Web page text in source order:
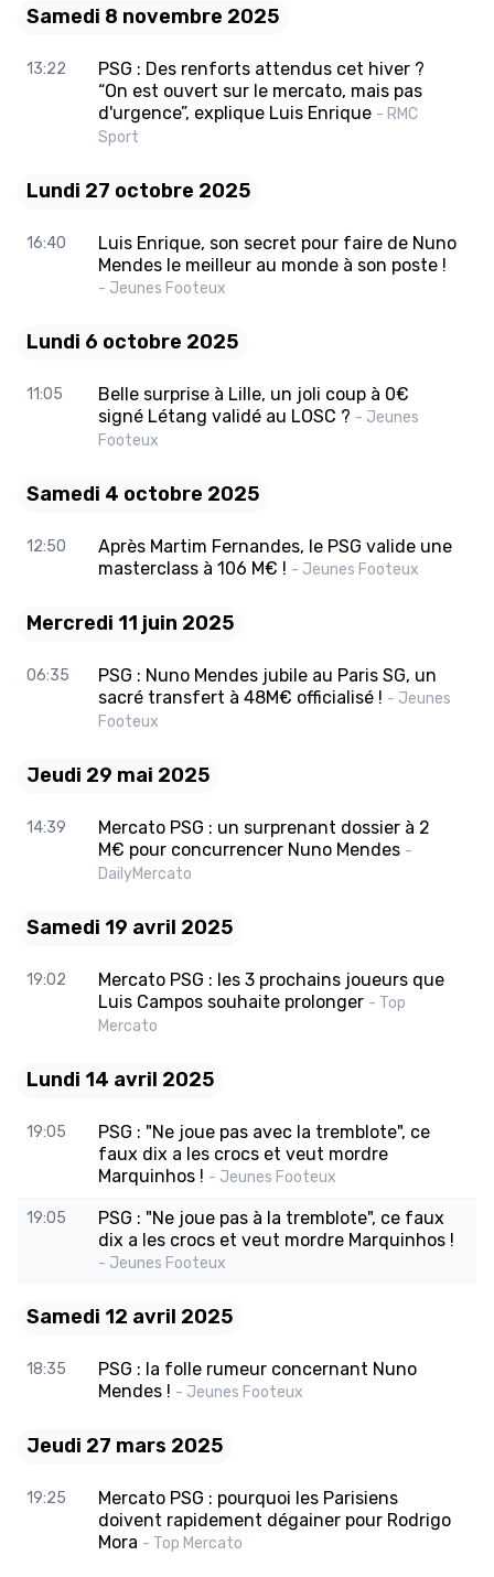
Samedi 8 novembre 2025
13:22
PSG : Des renforts attendus cet hiver ?
“On est ouvert sur le mercato, mais pas
d'urgence”, explique Luis Enrique - RMC
Sport
Lundi 27 octobre 2025
16:40
Luis Enrique, son secret pour faire de Nuno
Mendes le meilleur au monde à son poste !
- Jeunes Footeux
Lundi 6 octobre 2025
11:05
Belle surprise à Lille, un joli coup à 0€
signé Létang validé au LOSC ? - Jeunes
Footeux
Samedi 4 octobre 2025
12:50
Après Martim Fernandes, le PSG valide une
masterclass à 106 M€ ! - Jeunes Footeux
Mercredi 11 juin 2025
06:35
PSG : Nuno Mendes jubile au Paris SG, un
sacré transfert à 48M€ officialisé ! - Jeunes
Footeux
Jeudi 29 mai 2025
14:39
Mercato PSG : un surprenant dossier à 2
M€ pour concurrencer Nuno Mendes -
DailyMercato
Samedi 19 avril 2025
19:02
Mercato PSG : les 3 prochains joueurs que
Luis Campos souhaite prolonger - Top
Mercato
Lundi 14 avril 2025
19:05
PSG : "Ne joue pas avec la tremblote", ce
faux dix a les crocs et veut mordre
Marquinhos ! - Jeunes Footeux
19:05
PSG : "Ne joue pas à la tremblote", ce faux
dix a les crocs et veut mordre Marquinhos !
- Jeunes Footeux
Samedi 12 avril 2025
18:35
PSG : la folle rumeur concernant Nuno
Mendes ! - Jeunes Footeux
Jeudi 27 mars 2025
19:25
Mercato PSG : pourquoi les Parisiens
doivent rapidement dégainer pour Rodrigo
Mora - Top Mercato